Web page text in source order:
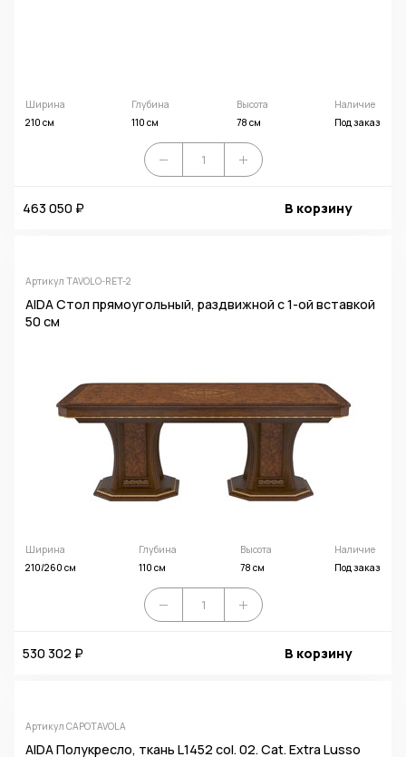
Ширина
210 см
Глубина
110 см
Высота
78 см
Наличие
Под заказ
463 050 ₽ В корзину
Артикул TAVOLO-RET-2
AIDA Стол прямоугольный, раздвижной с 1-ой вставкой
50 см
Ширина
210/260 см
Глубина
110 см
Высота
78 см
Наличие
Под заказ
530 302 ₽ В корзину
Артикул CAPOTAVOLA
AIDA Полукресло, ткань L1452 col. 02. Cat. Extra Lusso